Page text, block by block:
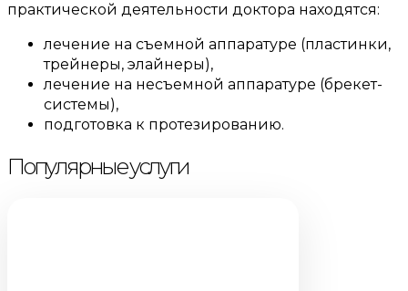
практической деятельности доктора находятся:
лечение на съемной аппаратуре (пластинки,
трейнеры, элайнеры),
лечение на несъемной аппаратуре (брекет-
системы),
подготовка к протезированию.
Популярные услуги